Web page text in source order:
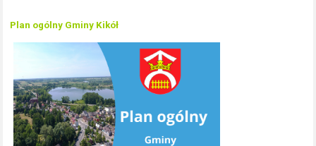
Plan ogólny Gminy Kikół